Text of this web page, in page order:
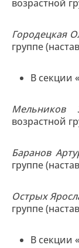
возрастной
Городецкая
группе
В секции
Мельников
возрастной
Баранов
группе
Острых
группе
В секции